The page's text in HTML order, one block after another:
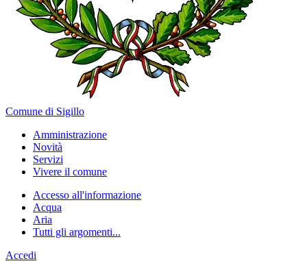
Comune di Sigillo
Amministrazione
Novità
Servizi
Vivere il comune
Accesso all'informazione
Acqua
Aria
Tutti gli argomenti...
Accedi